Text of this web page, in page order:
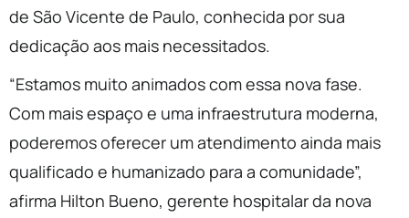
de São Vicente de Paulo, conhecida por sua
dedicação aos mais necessitados.
“Estamos muito animados com essa nova fase.
Com mais espaço e uma infraestrutura moderna,
poderemos oferecer um atendimento ainda mais
qualificado e humanizado para a comunidade”,
afirma Hilton Bueno, gerente hospitalar da nova